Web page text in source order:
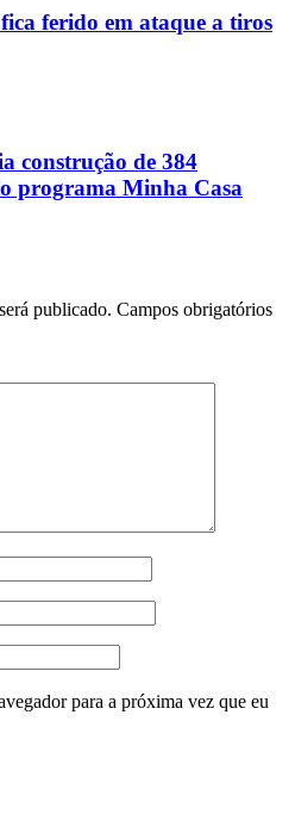
ferido em ataque a tiros
construção de 384
programa Minha Casa
publicado. Campos obrigatórios
para a próxima vez que eu